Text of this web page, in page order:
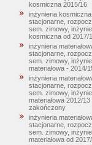
kosmiczna 2015/16
inżynieria
stacjonarne,
sem. zimowy,
kosmiczna od 2017/
inżynieria
stacjonarne,
sem. zimowy,
materiałowa - 2014/
inżynieria
stacjonarne,
sem. zimowy,
materiałowa 2012/13
zakończony
inżynieria
stacjonarne,
sem. zimowy,
materiałowa od